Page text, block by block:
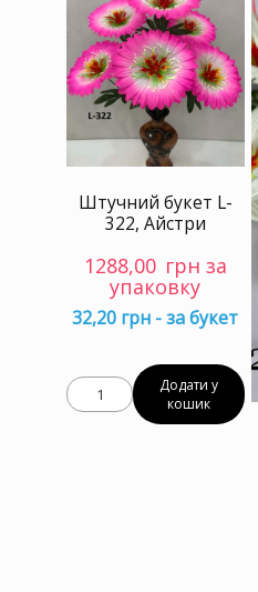
Штучний букет L-
322, Айстри
1288,00 грн за
упаковку
32,20 грн - за букет
Додати у
кошик